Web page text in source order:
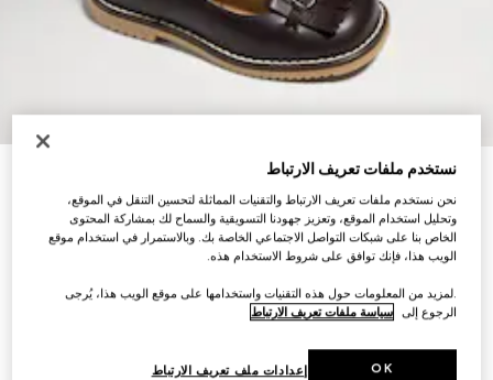
حذاء موكاسين مع حلية Horsebit للمواليد حديثي المشي
SAR 2,500
نستخدم ملفات تعريف الارتباط
نحن نستخدم ملفات تعريف الارتباط والتقنيات المماثلة لتحسين التنقل في الموقع،
وتحليل استخدام الموقع، وتعزيز جهودنا التسويقية والسماح لك بمشاركة المحتوى
الخاص بنا على شبكات التواصل الاجتماعي الخاصة بك. وبالاستمرار في استخدام موقع
الويب هذا، فإنك توافق على شروط الاستخدام هذه.
.لمزيد من المعلومات حول هذه التقنيات واستخدامها على موقع الويب هذا، يُرجى
الرجوع إلى سياسة ملفات تعريف الارتباط
إعدادات ملف تعريف الارتباط OK